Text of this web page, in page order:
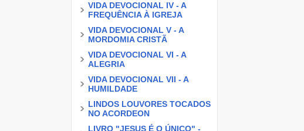
VIDA DEVOCIONAL IV - A
FREQUÊNCIA À IGREJA
VIDA DEVOCIONAL V - A
MORDOMIA CRISTÃ
VIDA DEVOCIONAL VI - A
ALEGRIA
VIDA DEVOCIONAL VII - A
HUMILDADE
LINDOS LOUVORES TOCADOS
NO ACORDEON
LIVRO "JESUS É O ÚNICO" -